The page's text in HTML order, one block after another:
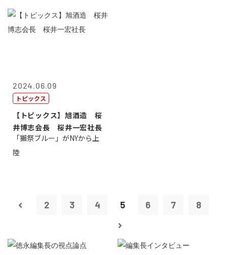
2024.06.09
トピックス
【トピックス】旭酒造 桜
井博志会長 桜井一宏社長
「獺祭ブルー」がNYから上
陸
2 3 4 5 6 7 8